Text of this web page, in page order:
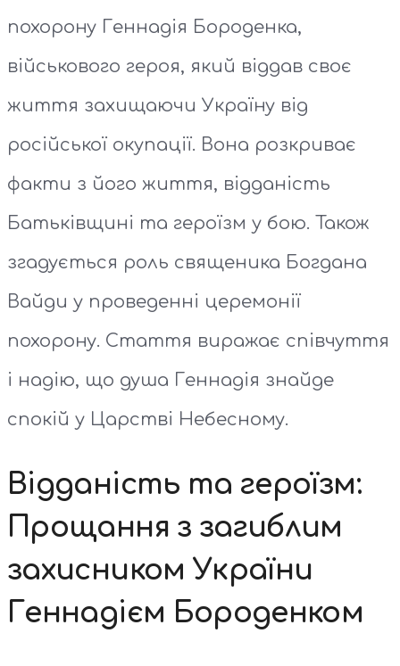
похорону Геннадія Бороденка,
військового героя, який віддав своє
життя захищаючи Україну від
російської окупації. Вона розкриває
факти з його життя, відданість
Батьківщині та героїзм у бою. Також
згадується роль священика Богдана
Вайди у проведенні церемонії
похорону. Стаття виражає співчуття
і надію, що душа Геннадія знайде
спокій у Царстві Небесному.
Відданість та героїзм:
Прощання з загиблим
захисником України
Геннадієм Бороденком